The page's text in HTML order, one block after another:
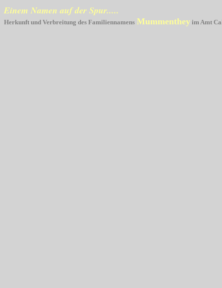
Einem Namen auf der Spur.....
Herkunft und Verbreitung des Familiennamens Mummenthey im Amt